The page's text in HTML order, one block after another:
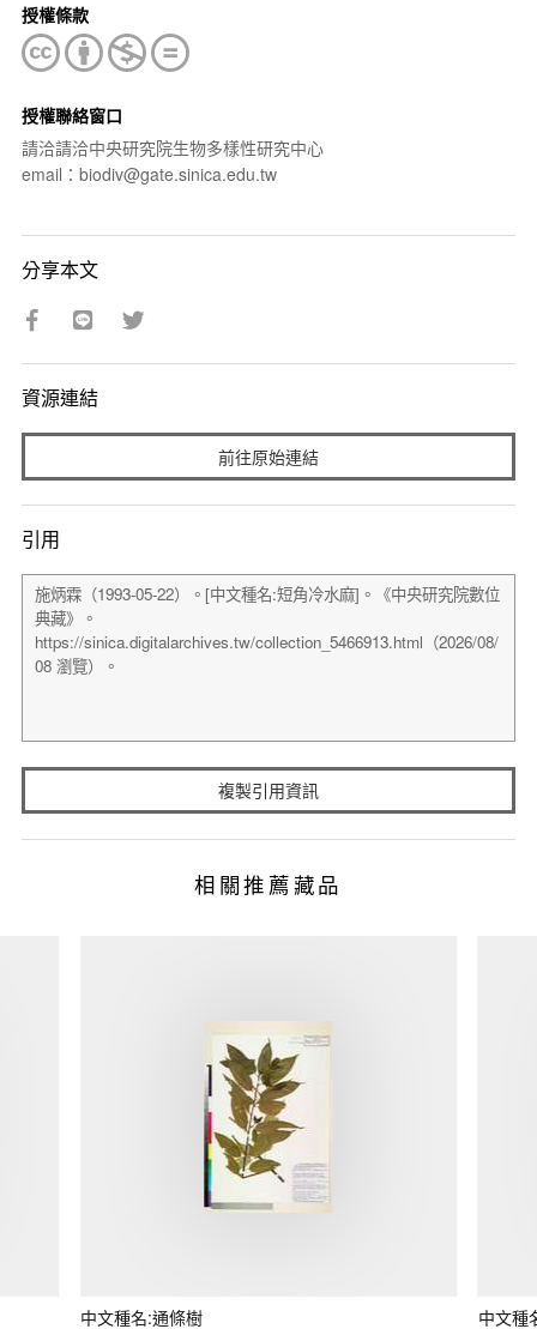
授權條款
授權聯絡窗口
請洽請洽中央研究院生物多樣性研究中心
email：biodiv@gate.sinica.edu.tw
分享本文
資源連結
前往原始連結
引用
複製引用資訊
相關推薦藏品
中文種名:通條樹 中文種